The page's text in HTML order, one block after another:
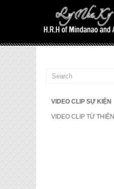
VIDEO CLIP SỰ KIỆN
VIDEO CLIP TỪ THIỆN